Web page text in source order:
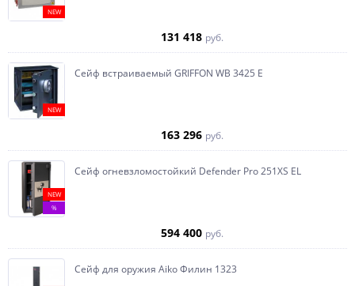
NEW
131 418 руб.
NEW
Сейф встраиваемый GRIFFON WB 3425 E
163 296 руб.
NEW
%
Сейф огневзломостойкий Defender Pro 251XS EL
594 400 руб.
Сейф для оружия Aiko Филин 1323